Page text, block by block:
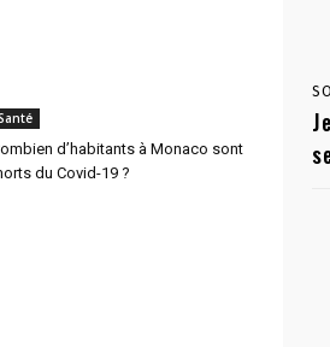
d’habitants à Monaco sont
du Covid-19 ?